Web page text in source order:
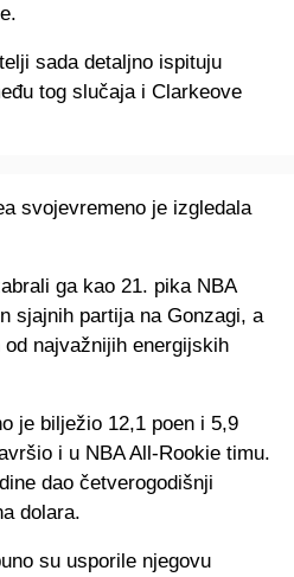
sada detaljno ispituju
tog slučaja i Clarkeove
svojevremeno je izgledala
ga kao 21. pika NBA
sjajnih partija na Gonzagi, a
najvažnijih energijskih
je bilježio 12,1 poen i 5,9
i u NBA All-Rookie timu.
dao četverogodišnji
dolara.
su usporile njegovu